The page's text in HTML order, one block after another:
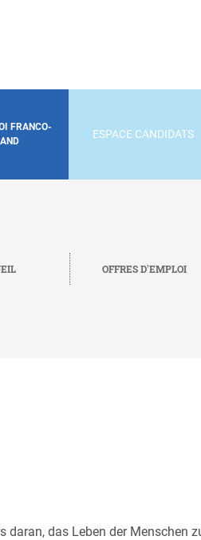
FRANCO-
ESPACE CANDIDATS
OFFRES D'EMPLOI
das Leben der